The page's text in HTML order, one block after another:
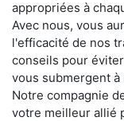
appropriées à
Avec nous, vous
l'efficacité de nos
conseils pour
vous submergent à
Notre compagnie
votre meilleur allié